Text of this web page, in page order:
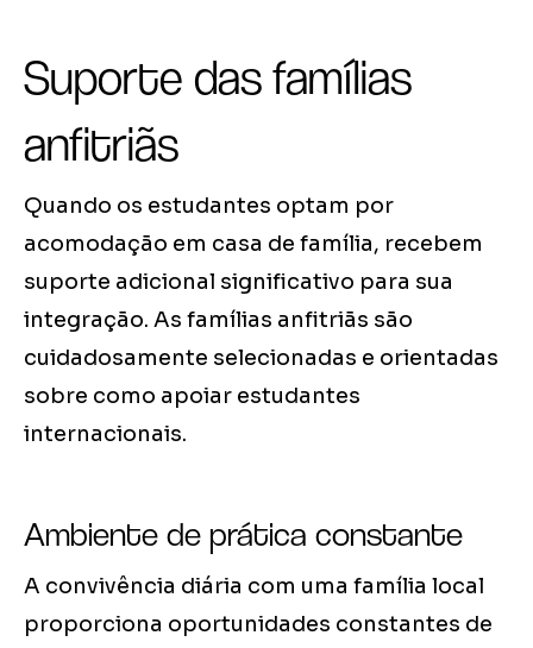
Suporte das famílias
anfitriãs
Quando os estudantes optam por
acomodação em casa de família, recebem
suporte adicional significativo para sua
integração. As famílias anfitriãs são
cuidadosamente selecionadas e orientadas
sobre como apoiar estudantes
internacionais.
Ambiente de prática constante
A convivência diária com uma família local
proporciona oportunidades constantes de